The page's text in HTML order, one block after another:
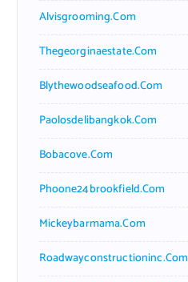
Alvisgrooming.com
Thegeorginaestate.com
Blythewoodseafood.com
Paolosdelibangkok.com
Bobacove.com
Phoone24brookfield.com
Mickeybarmama.com
Roadwayconstructioninc.com